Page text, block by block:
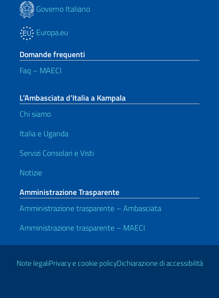
Governo Italiano
Europa.eu
Domande frequenti
Faq – MAECI
L’Ambasciata d’Italia a Kampala
Chi siamo
Italia e Uganda
Servizi Consolari e Visti
Notizie
Amministrazione Trasparente
Amministrazione trasparente – Ambasciata
Amministrazione trasparente – MAECI
Link Utili
Note legaliPrivacy e cookie policyDichiarazione di accessibilità